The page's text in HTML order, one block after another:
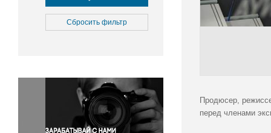
Культура
Медицина
Окружающая среда
Политика
Правосудие
Происшествия и конфликты
Сбросить фильтр
Продюсер,
перед членами